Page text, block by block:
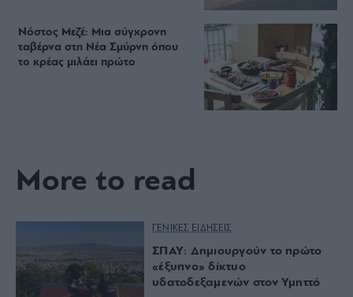
Νόστος Μεζέ: Μια σύγχρονη
ταβέρνα στη Νέα Σμύρνη όπου
το κρέας μιλάει πρώτο
More to read
ΓΕΝΙΚΕΣ ΕΙΔΗΣΕΙΣ
ΣΠΑΥ: Δημιουργούν το πρώτο
«έξυπνο» δίκτυο
υδατοδεξαμενών στον Υμηττό